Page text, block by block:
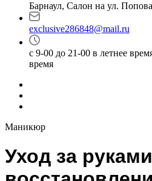
Барнаул, Салон на ул.
exclusive286848@mail.ru
с 9-00 до 21-00 в летнее
время
Маникюр
Уход за руками